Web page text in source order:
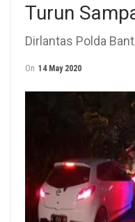
Turun
Dirlantas Polda
On 14 May 2020